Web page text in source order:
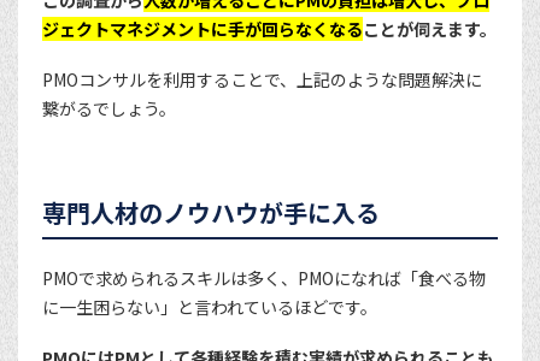
ジェクトマネジメントに手が回らなくなることが伺えます。
PMOコンサルを利用することで、上記のような問題解決に
繋がるでしょう。
専門人材のノウハウが手に入る
PMOで求められるスキルは多く、PMOになれば「食べる物
に一生困らない」と言われているほどです。